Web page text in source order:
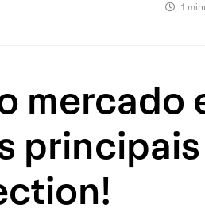
1
mercado
principais